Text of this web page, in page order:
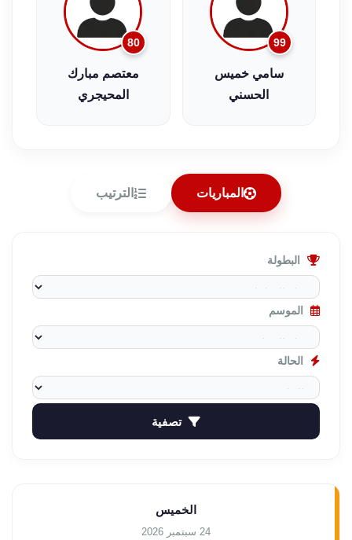
99
سامي خميس
الحسني
80
معتصم مبارك
المحيجري
المباريات الترتيب
البطولة
الموسم
الحالة
تصفية
الخميس
24 سبتمبر 2026